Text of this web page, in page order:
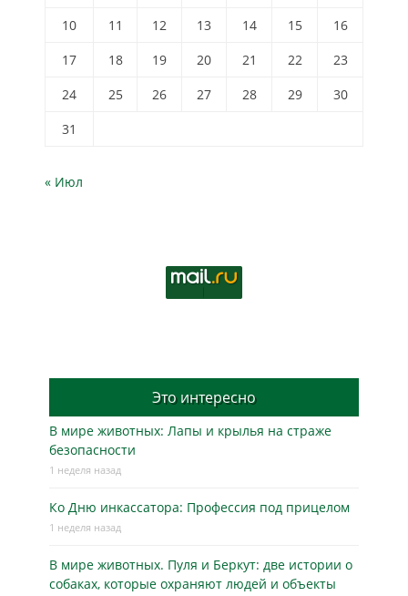
10
11 12 13 14 15
16
17
18 19 20 21 22
23
24
25 26 27 28 29
30
31
« Июл
Это интересно
В мире животных: Лапы и крылья на страже
безопасности
1 неделя назад
Ко Дню инкассатора: Профессия под прицелом
1 неделя назад
В мире животных. Пуля и Беркут: две истории о
собаках, которые охраняют людей и объекты